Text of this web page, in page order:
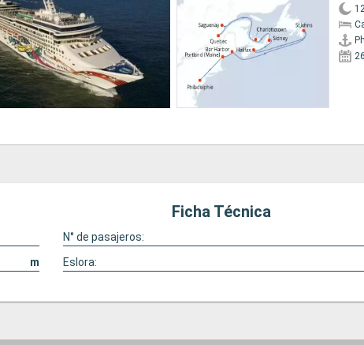
Ficha Técnica
N° de pasajeros:
m Eslora: